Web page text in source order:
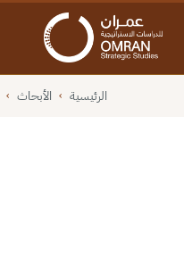
الرئيسية › الأبحاث ›